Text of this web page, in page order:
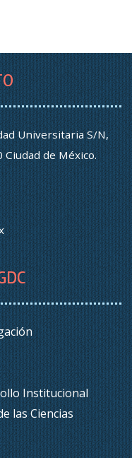
Universitaria S/N,
Ciudad de México.
Institucional
las Ciencias